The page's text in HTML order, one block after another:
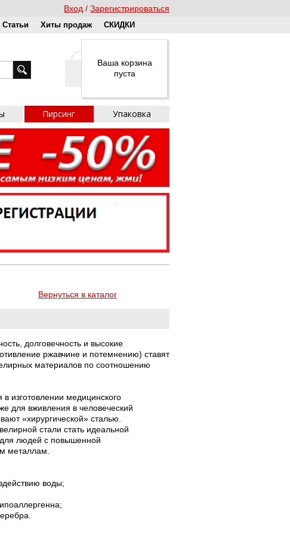
Вход Зарегистрироваться
Статьи Хиты продаж СКИДКИ
Ваша корзина
пуста
Пирсинг Упаковка
Вернуться в каталог
долговечность и высокие
ржавчине и потемнению) ставят
материалов по соотношению
изготовлении медицинского
для вживления в человеческий
«хирургической» сталью.
стали стать идеальной
для людей с повышенной
металлам.
воды;